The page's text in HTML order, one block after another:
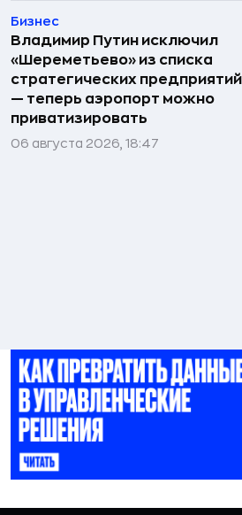
Бизнес
Владимир Путин исключил
«Шереметьево» из списка
стратегических предприятий
— теперь аэропорт можно
приватизировать
06 августа 2026, 18:47